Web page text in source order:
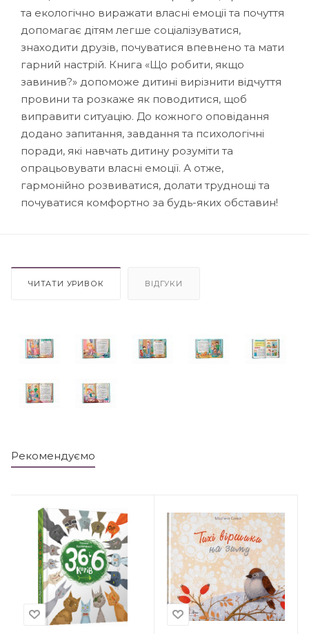
та екологічно виражати власні емоції та почуття
допомагає дітям легше соціалізуватися,
знаходити друзів, почуватися впевнено та мати
гарний настрій. Книга «Що робити, якщо
завинив?» допоможе дитині вирізнити відчуття
провини та розкаже як поводитися, щоб
виправити ситуацію. До кожного оповідання
додано запитання, завдання та психологічні
поради, які навчать дитину розуміти та
опрацьовувати власні емоції. А отже,
гармонійно розвиватися, долати труднощі та
почуватися комфортно за будь-яких обставин!
ЧИТАТИ УРИВОК ВІДГУКИ
Рекомендуємо